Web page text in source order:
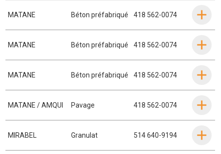
MATANE Béton préfabriqué 418 562-0074
MATANE Béton préfabriqué 418 562-0074
MATANE Béton préfabriqué 418 562-0074
MATANE / AMQUI Pavage 418 562-0074
MIRABEL Granulat 514 640-9194